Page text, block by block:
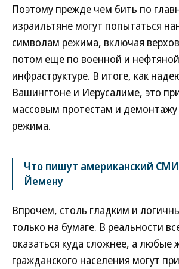
Поэтому прежде чем бить по
израильтяне могут попытаться
символам режима, включая
потом еще по военной и нефтяной
инфраструктуре. В итоге, как
Вашингтоне и Иерусалиме, это
массовым протестам и демонтажу
режима.
Что пишут американский
Йемену
Впрочем, столь гладким и
только на бумаге. В реальности
оказаться куда сложнее, а любые
гражданского населения могут